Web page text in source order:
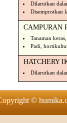
Dilarutkan
Disemprotkan
CAMPURAN
Tanaman
Padi,
HATCHERY
Dilarutkan
©